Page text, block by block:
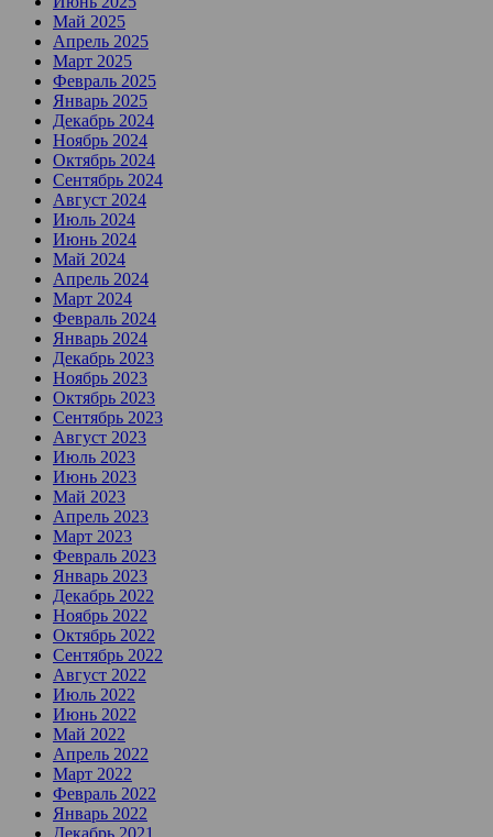
Май 2025
Апрель 2025
Март 2025
Февраль 2025
Январь 2025
Декабрь 2024
Ноябрь 2024
Октябрь 2024
Сентябрь 2024
Август 2024
Июль 2024
Июнь 2024
Май 2024
Апрель 2024
Март 2024
Февраль 2024
Январь 2024
Декабрь 2023
Ноябрь 2023
Октябрь 2023
Сентябрь 2023
Август 2023
Июль 2023
Июнь 2023
Май 2023
Апрель 2023
Март 2023
Февраль 2023
Январь 2023
Декабрь 2022
Ноябрь 2022
Октябрь 2022
Сентябрь 2022
Август 2022
Июль 2022
Июнь 2022
Май 2022
Апрель 2022
Март 2022
Февраль 2022
Январь 2022